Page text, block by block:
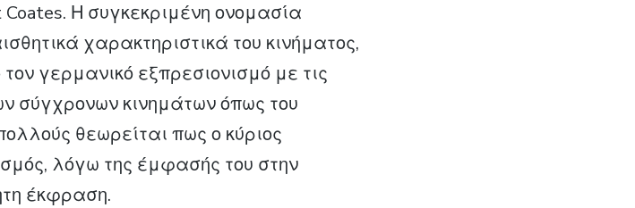
Coates. Η συγκεκριμένη ονομασία
χαρακτηριστικά του κινήματος,
γερμανικό εξπρεσιονισμό με τις
κινημάτων όπως του
θεωρείται πως ο κύριος
λόγω της έμφασής του στην
έκφραση.